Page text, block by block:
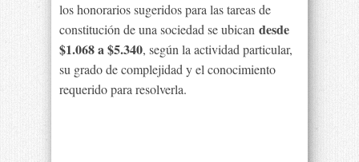
los honorarios sugeridos para las tareas de
constitución de una sociedad se ubican desde
$1.068 a $5.340, según la actividad particular,
su grado de complejidad y el conocimiento
requerido para resolverla.